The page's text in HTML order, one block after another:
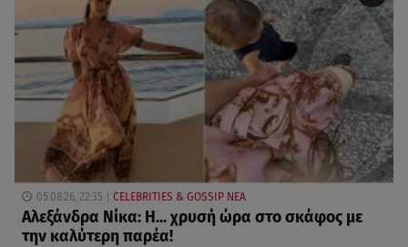
05.08.26, 22:35 CELEBRITIES & GOSSIP ΝΕΑ
Αλεξάνδρα Νίκα: Η... χρυσή ώρα στο σκάφος με
την καλύτερη παρέα!